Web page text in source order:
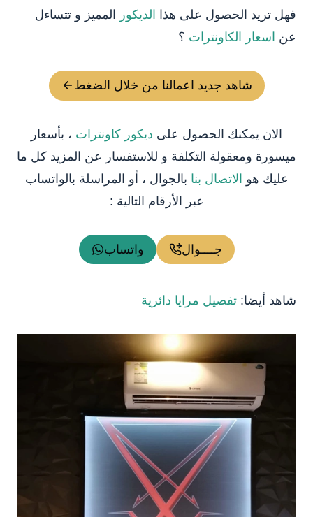
فهل تريد الحصول على هذا الديكور
المميز و تتساءل
عن اسعار الكاونترات ؟
شاهد جديد اعمالنا من خلال الضغط
الان يمكنك الحصول على ديكور كاونترات ، بأسعار
ميسورة ومعقولة التكلفة و للاستفسار عن المزيد كل ما
عليك هو الاتصال بنا بالجوال ، أو المراسلة بالواتساب
عبر الأرقام التالية :
جــــوال واتساب
شاهد أيضا: تفصيل مرايا دائرية